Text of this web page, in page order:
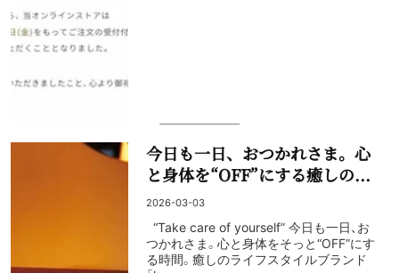
今日も一日、おつかれさま。心
と身体を“OFF”にする癒しの...
2026-03-03
“Take care of yourself” 今日も一日、お
つかれさま。心と身体をそっと“OFF”にす
る時間。癒しのライフスタイルブランド